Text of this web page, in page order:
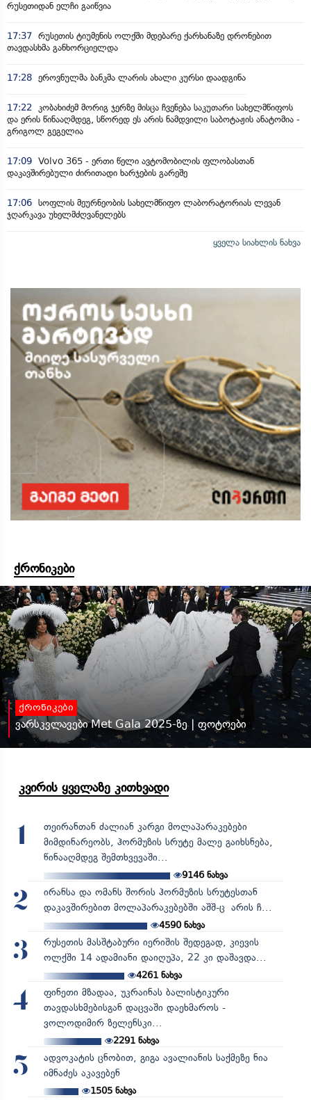
რუსეთიდან ელჩი გაიწვია
17:37 რუსეთის ტიუმენის ოლქში მდებარე ქარხანაზე დრონებით
თავდასხმა განხორციელდა
17:28 ეროვნულმა ბანკმა ლარის ახალი კურსი დაადგინა
17:22 კობახიძემ მორიგ ჯერზე მისცა ჩვენება საკუთარი სახელმწიფოს
და ერის წინააღმდეგ, სწორედ ეს არის ნამდვილი საბოტაჟის ანატომია -
გრიგოლ გეგელია
17:09 Volvo 365 - ერთი წელი ავტომობილის ფლობასთან
დაკავშირებული ძირითადი ხარჯების გარეშე
17:06 სოფლის მეურნეობის სახელმწიფო ლაბორატორიას ლევან
ჯღარკავა უხელმძღვანელებს
ყველა სიახლის ნახვა
ქრონიკები
ქრონიკები
ვარსკვლავები Met Gala 2025-ზე | ფოტოები
კვირის ყველაზე კითხვადი
1
თეირანთან ძალიან კარგი მოლაპარაკებები
მიმდინარეობს, ჰორმუზის სრუტე მალე გაიხსნება,
წინააღმდეგ შემთხვევაში...
9146ნახვა
2
ირანსა და ომანს შორის ჰორმუზის სრუტესთან
დაკავშირებით მოლაპარაკებებში აშშ-ც არის ჩ...
4590ნახვა
3
რუსეთის მასშტაბური იერიშის შედეგად, კიევის
ოლქში 14 ადამიანი დაიღუპა, 22 კი დაშავდა...
4261ნახვა
4
ფინეთი მზადაა, უკრაინას ბალისტიკური
თავდასხმებისგან დაცვაში დაეხმაროს -
ვოლოდიმირ ზელენსკი...
2291ნახვა
5
ადვოკატის ცნობით, გიგა ავალიანის საქმეზე ნია
იმნაძეს აკავებენ
1505ნახვა